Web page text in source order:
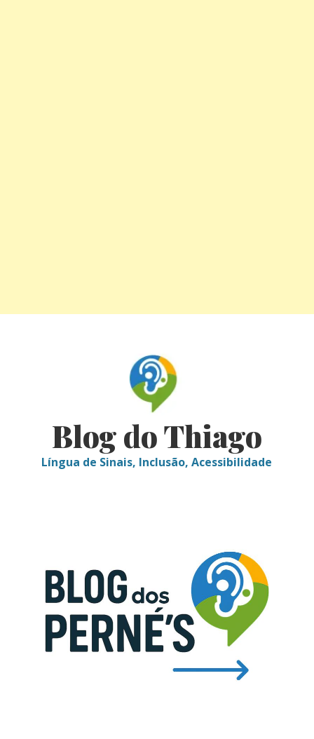
Blog do Thiago
Língua de Sinais, Inclusão, Acessibilidade